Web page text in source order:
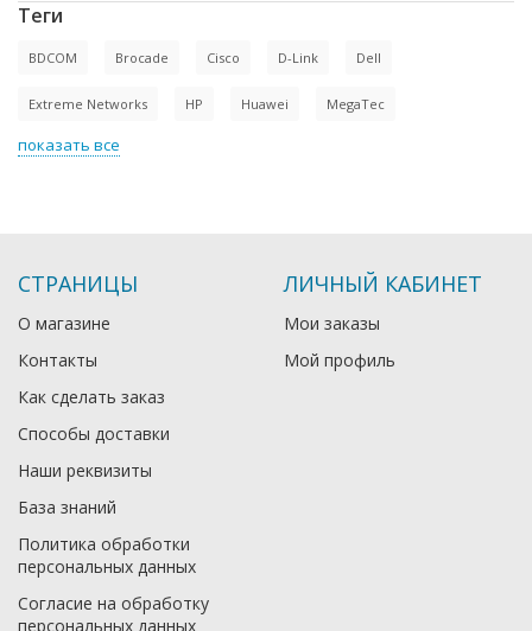
Теги
BDCOM Brocade Cisco D-Link Dell
Extreme Networks HP Huawei MegaTec
показать все
СТРАНИЦЫ
О магазине
Контакты
Как сделать заказ
Способы доставки
Наши реквизиты
База знаний
Политика обработки
персональных данных
Согласие на обработку
персональных данных
ЛИЧНЫЙ КАБИНЕТ
Мои заказы
Мой профиль